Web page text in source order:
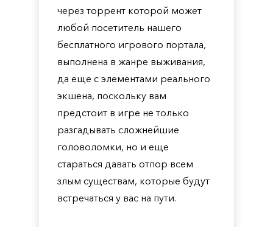
через торрент которой может
любой посетитель нашего
бесплатного игрового портала,
выполнена в жанре выживания,
да еще с элементами реального
экшена, поскольку вам
предстоит в игре не только
разгадывать сложнейшие
головоломки, но и еще
стараться давать отпор всем
злым существам, которые будут
встречаться у вас на пути.